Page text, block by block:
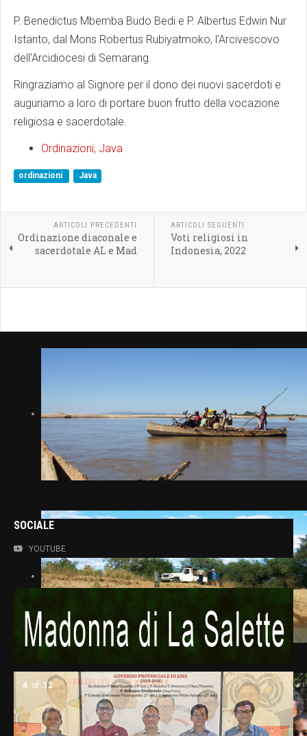
P. Benedictus Mbemba Budo Bedi e P. Albertus Edwin Nur
Istanto, dal Mons Robertus Rubiyatmoko, l'Arcivescovo
dell'Arcidiocesi di Semarang.
Ringraziamo al Signore per il dono dei nuovi sacerdoti e
auguriamo a loro di portare buon frutto della vocazione
religiosa e sacerdotale.
Ordinazioni, Java
ordinazioni Java
ARTICOLI PRECEDENTI
Ordinazione diaconale e
sacerdotale AL e Mad
ARTICOLI SEGUENTI
Voti religiosi in
Indonesia, 2022
SOCIALE
YOUTUBE
5 of 12